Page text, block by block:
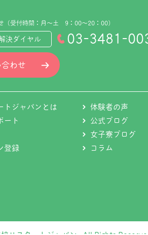
（受付時間：月～土 9：00～20：00）
決ダイヤル 03-3481-
わせ
トジャパンとは
ート
登録
体験者の声
公式ブログ
女子寮ブログ
コラム